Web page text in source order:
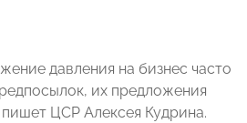
давления на бизнес часто
их предложения
ЦСР Алексея Кудрина.